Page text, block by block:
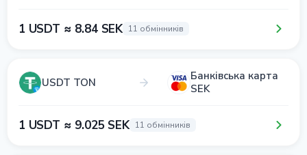
1 USDT ≈ 8.84 SEK 11 обмінників
USDT TON
Банківська карта
SEK
1 USDT ≈ 9.025 SEK 11 обмінників